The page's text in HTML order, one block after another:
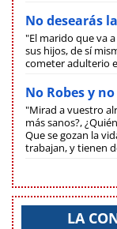
No desearás
"El marido que va
sus hijos, de sí
cometer adulterio
No Robes y
"Mirad a vuestro
más sanos?,
Que se gozan la
trabajan, y tienen
LA